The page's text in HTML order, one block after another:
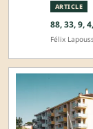
ARTICLE
88, 33, 9,
Félix